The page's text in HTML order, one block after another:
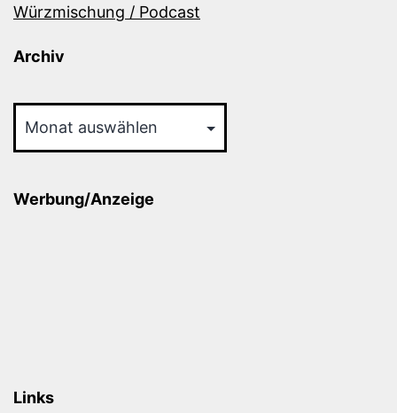
Würzmischung / Podcast
Archiv
Werbung/Anzeige
Links